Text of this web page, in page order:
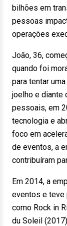
bilhões em
pessoas
operações
João, 36,
quando foi
para tentar
joelho e diante
pessoais, em
tecnologia e
foco em
de eventos, a
contribuíram
Em 2014, a
eventos e teve
como Rock in
du Soleil